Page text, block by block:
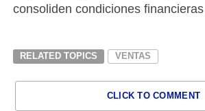
consoliden condiciones
RELATED TOPICS VENTAS
CLICK TO COMMENT